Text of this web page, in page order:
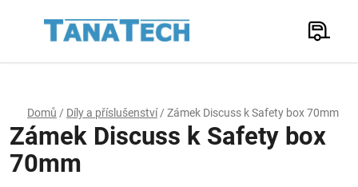
Hledat
Domů / Díly a příslušenství / Zámek Discuss k Safety box 70mm
Zámek Discuss k Safety box
70mm